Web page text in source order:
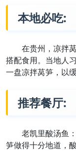
本地必吃:
在贵州，凉拌
搭配食用。当地人
一盘凉拌莴笋，以
推荐餐厅:
老凯里酸汤鱼
笋做得十分地道，